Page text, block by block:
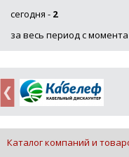
сегодня - 2
за весь период с
Каталог компаний и